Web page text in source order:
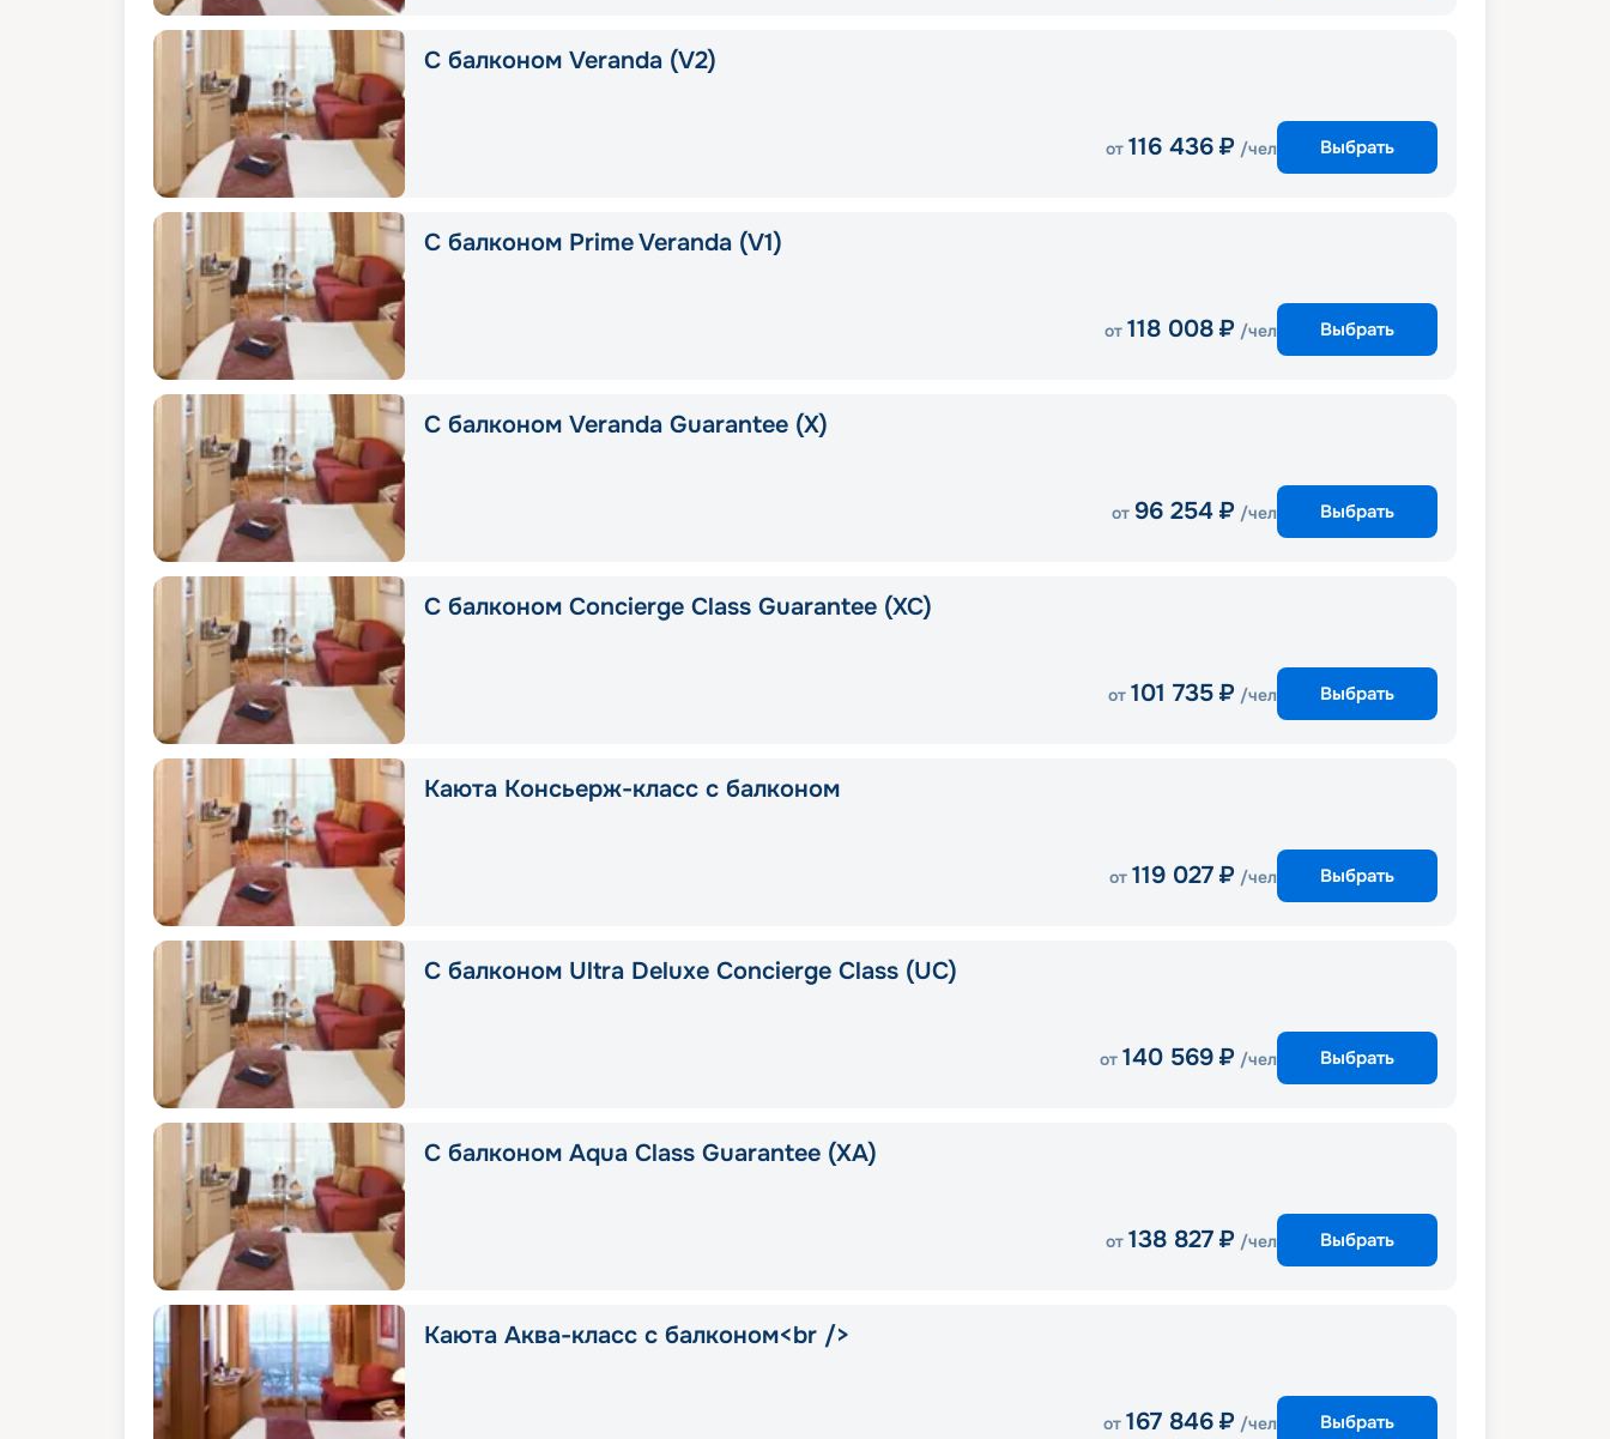
С балконом Veranda (V2)
от 116 436 ₽ /чел Выбрать
С балконом Prime Veranda (V1)
от 118 008 ₽ /чел Выбрать
С балконом Veranda Guarantee (X)
от 96 254 ₽ /чел Выбрать
С балконом Concierge Class Guarantee (XC)
от 101 735 ₽ /чел Выбрать
Каюта Консьерж-класс с балконом
от 119 027 ₽ /чел Выбрать
С балконом Ultra Deluxe Concierge Class (UC)
от 140 569 ₽ /чел Выбрать
С балконом Aqua Class Guarantee (XA)
от 138 827 ₽ /чел Выбрать
Каюта Аква-класс с балконом<br />
от 167 846 ₽ /чел Выбрать